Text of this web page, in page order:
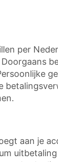
per
aan je